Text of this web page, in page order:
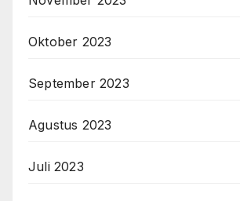
Oktober 2023
September 2023
Agustus 2023
Juli 2023